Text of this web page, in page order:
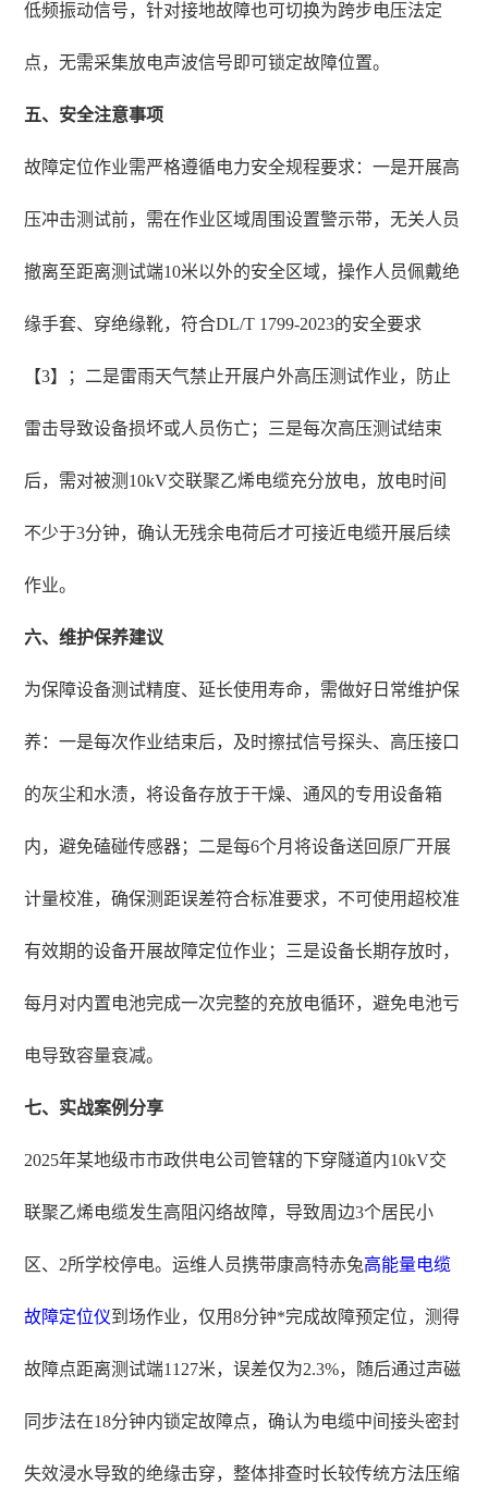
低频振动信号，针对接地故障也可切换为跨步电压法定
点，无需采集放电声波信号即可锁定故障位置。
五、安全注意事项
故障定位作业需严格遵循电力安全规程要求：一是开展高
压冲击测试前，需在作业区域周围设置警示带，无关人员
撤离至距离测试端10米以外的安全区域，操作人员佩戴绝
缘手套、穿绝缘靴，符合DL/T 1799-2023的安全要求
【3】；二是雷雨天气禁止开展户外高压测试作业，防止
雷击导致设备损坏或人员伤亡；三是每次高压测试结束
后，需对被测10kV交联聚乙烯电缆充分放电，放电时间
不少于3分钟，确认无残余电荷后才可接近电缆开展后续
作业。
六、维护保养建议
为保障设备测试精度、延长使用寿命，需做好日常维护保
养：一是每次作业结束后，及时擦拭信号探头、高压接口
的灰尘和水渍，将设备存放于干燥、通风的专用设备箱
内，避免磕碰传感器；二是每6个月将设备送回原厂开展
计量校准，确保测距误差符合标准要求，不可使用超校准
有效期的设备开展故障定位作业；三是设备长期存放时，
每月对内置电池完成一次完整的充放电循环，避免电池亏
电导致容量衰减。
七、实战案例分享
2025年某地级市市政供电公司管辖的下穿隧道内10kV交
联聚乙烯电缆发生高阻闪络故障，导致周边3个居民小
区、2所学校停电。运维人员携带康高特赤兔高能量电缆
故障定位仪到场作业，仅用8分钟*完成故障预定位，测得
故障点距离测试端1127米，误差仅为2.3%，随后通过声磁
同步法在18分钟内锁定故障点，确认为电缆中间接头密封
失效浸水导致的绝缘击穿，整体排查时长较传统方法压缩